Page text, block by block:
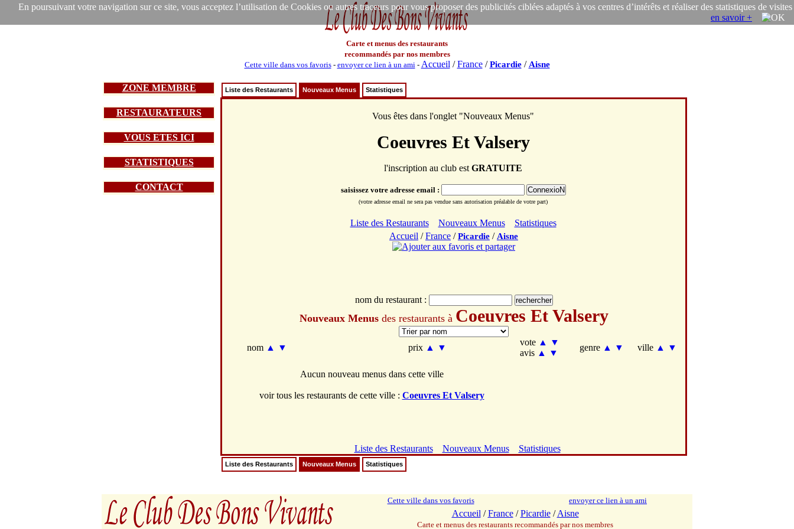
En poursuivant votre navigation sur ce site, vous acceptez l’utilisation de Cookies ou autres traceurs pour vous proposer des publicités ciblées adaptés à vos centres d’intérêts et réaliser des statistiques de visites
en savoir +
Carte et menus des restaurants
recommandés par nos membres
Cette ville dans vos favoris- envoyer ce lien à un ami- Accueil /France/Picardie/ Aisne
ZONE MEMBRE
RESTAURATEURS
VOUS ETES ICI
STATISTIQUES
CONTACT
Liste des Restaurants Nouveaux Menus Statistiques
Vous êtes dans l'onglet "Nouveaux Menus"
Coeuvres Et Valsery
l'inscription au club est GRATUITE
saisissez votre adresse email :
(votre adresse email ne sera pas vendue sans autorisation préalable de votre part)
Liste des Restaurants Nouveaux Menus
Statistiques
Accueil /France /Picardie / Aisne
nom du restaurant :
Nouveaux Menusdes restaurants à Coeuvres Et Valsery
nom ▲ ▼ prix ▲ ▼
vote ▲
▼
avis ▲ ▼
genre ▲ ▼ ville ▲ ▼
Aucun nouveau menus dans cette ville
voir tous les restaurants de cette ville : Coeuvres Et Valsery
Liste des Restaurants Nouveaux Menus Statistiques
Liste des Restaurants Nouveaux Menus Statistiques
Cette ville dans vos favoris envoyer ce lien à un ami
Accueil /France/Picardie/Aisne
Carte et menus des restaurants recommandés par nos membres